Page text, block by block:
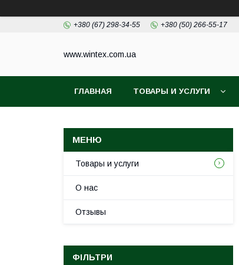
+380 (67) 298-34-55 +380 (50) 266-55-17
www.wintex.com.ua
ГЛАВНАЯ ТОВАРЫ И УСЛУГИ
Товары и услуги
О нас
Отзывы
ФІЛЬТРИ